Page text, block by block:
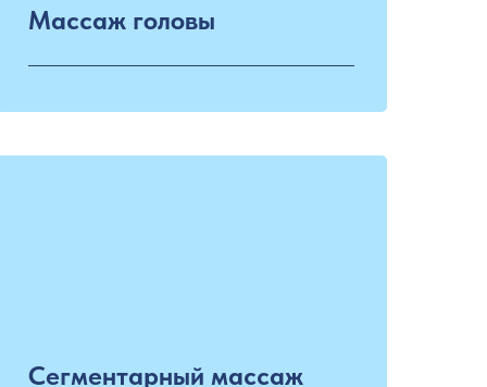
Массаж головы
Сегментарный массаж